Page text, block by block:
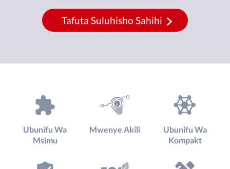
Tafuta Suluhisho Sahihi
Ubunifu Wa
Msimu
Mwenye Akili
Ubunifu Wa
Kompakt